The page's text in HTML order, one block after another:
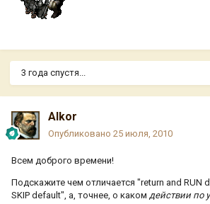
3 года спустя...
Alkor
Опубликовано 25 июля, 2010
Всем доброго времени!
Подскажите чем отличается "return and RUN
SKIP default", а, точнее, о каком действии по